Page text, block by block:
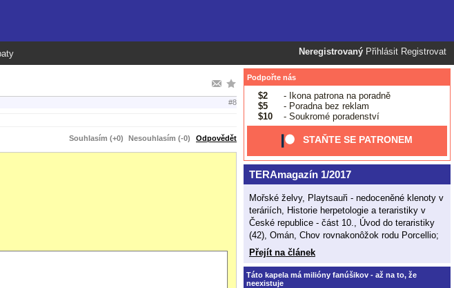
Neregistrovaný Přihlásit Registrovat
#8
Souhlasím (+0) Nesouhlasím (-0) Odpovědět
Podpořte nás
$2
- Ikona patrona na poradně
$5
- Poradna bez reklam
$10
- Soukromé poradenství
STAŇTE SE PATRONEM
TERAmagazín 1/2017
Mořské želvy, Playtsauři - nedoceněné klenoty v
teráriích, Historie herpetologie a teraristiky v
České republice - část 10., Úvod do teraristiky
(42), Omán, Chov rovnakonôžok rodu Porcellio;
Přejít na článek
Táto kapela má milióny fanúšikov - až na to, že
neexistuje